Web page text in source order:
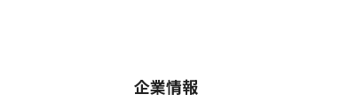
企業情報